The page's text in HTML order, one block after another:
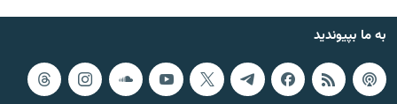
به ما بپیوندید